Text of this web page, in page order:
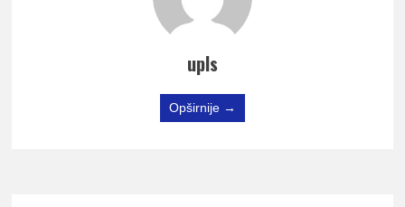
upls
Opširnije →